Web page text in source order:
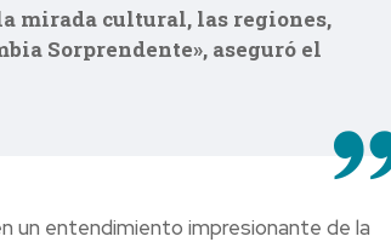
mirada cultural, las regiones,
Sorprendente», aseguró el
un entendimiento impresionante de la